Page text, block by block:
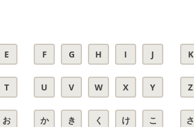
E F G H I J K
T U V W X Y Z
お か き く け こ さ